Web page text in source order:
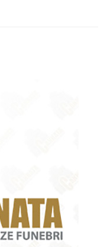
avvistato nella